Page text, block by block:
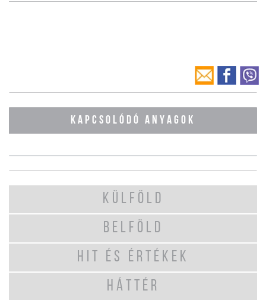
KAPCSOLÓDÓ ANYAGOK
KÜLFÖLD
BELFÖLD
HIT ÉS ÉRTÉKEK
HÁTTÉR